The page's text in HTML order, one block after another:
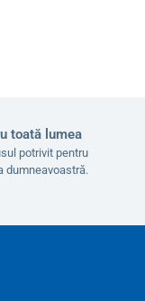
toată lumea
potrivit pentru
dumneavoastră.